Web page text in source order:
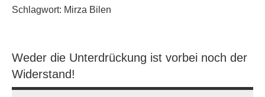
Schlagwort: Mirza Bilen
Weder die Unterdrückung ist vorbei noch der
Widerstand!